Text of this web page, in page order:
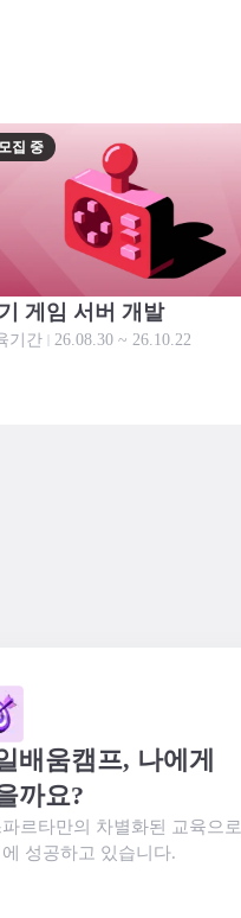
집 중
집 중
게임 서버 개발
기간 26.08.30 ~ 26.10.22
배움캠프, 나에게
까요?
르타만의 차별화된 교육으로
성공하고 있습니다.